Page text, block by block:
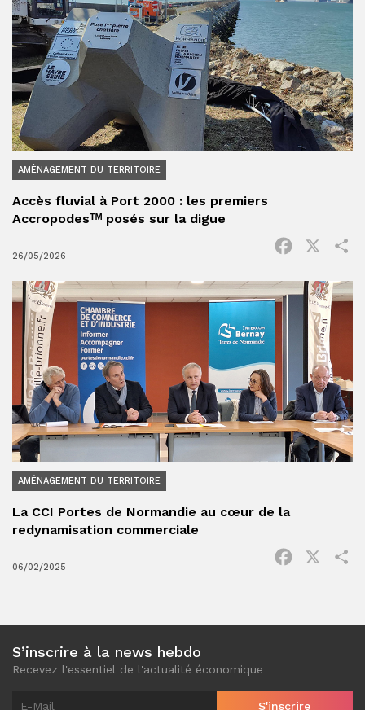
AMÉNAGEMENT DU TERRITOIRE
Accès fluvial à Port 2000 : les premiers
Accropodesᵀᴹ posés sur la digue
26/05/2026
Facebook
AMÉNAGEMENT DU TERRITOIRE
La CCI Portes de Normandie au cœur de la
redynamisation commerciale
06/02/2025
Facebook
S’inscrire à la news hebdo
Recevez l'essentiel de l'actualité économique